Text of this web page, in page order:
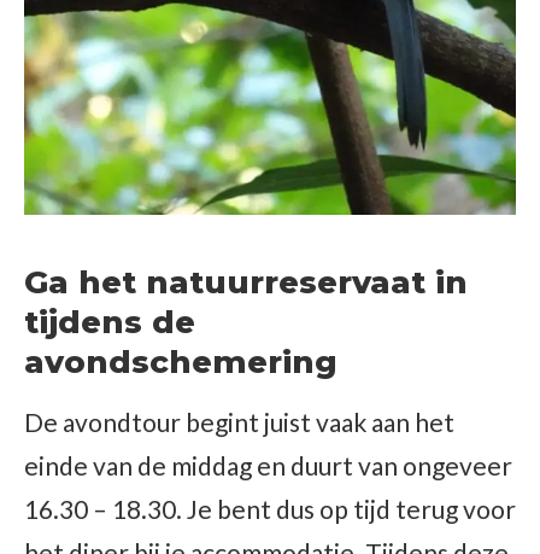
Ga het natuurreservaat in
tijdens de
avondschemering
De avondtour begint juist vaak aan het
einde van de middag en duurt van ongeveer
16.30 – 18.30. Je bent dus op tijd terug voor